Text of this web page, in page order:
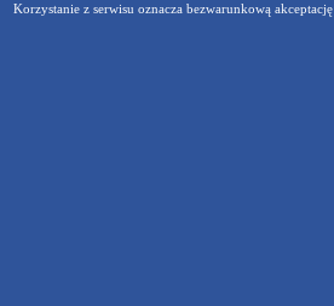
Korzystanie z serwisu oznacza bezwarunkową akceptację